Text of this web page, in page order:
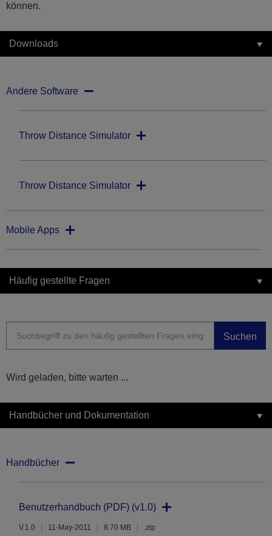
können.
Downloads
Andere Software
Throw Distance Simulator
Throw Distance Simulator
Mobile Apps
Häufig gestellte Fragen
Suchen
Wird geladen, bitte warten ...
Handbücher und Dokumentation
Handbücher
Benutzerhandbuch (PDF) (v1.0)
V.1.0 11-May-2011 8.70 MB .zip